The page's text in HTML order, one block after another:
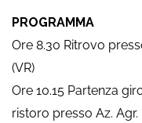
PROGRAMMA
Ore 8.30 Ritrovo
(VR)
Ore 10.15 Partenza
ristoro presso Az.